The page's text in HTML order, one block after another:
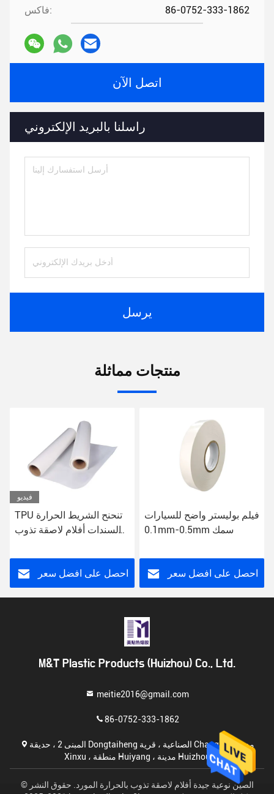
فاكس: 86-0752-333-1862
اتصل الآن
راسلنا بالبريد الإلكتروني
يرسل
منتجات مماثلة
فيديو
TPU تنحنح الشريط الحرارة
والسندات أفلام لاصقة تذوب
احصل على افضل سعر
فيلم بوليستر واضح للسيارات
0.1mm-0.5mm سمك
احصل على افضل سعر
M&T Plastic Products (Huizhou) Co., Ltd.
meitie2016@gmail.com
86-0752-333-1862
المبنى 2 ، حديقة Dongtaiheng الصناعية ، قرية Changbu ، مدينة
Xinxu ، منطقة Huiyang ، مدينة Huizhou
الصين نوعية جيدة أفلام لاصقة تذوب بالحرارة المورد. حقوق النشر ©